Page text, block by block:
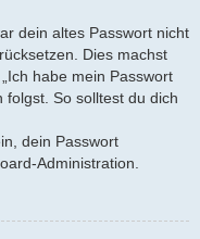
dein altes Passwort nicht
Dies machst
habe mein Passwort
folgst. So solltest du dich
dein Passwort
Administration.